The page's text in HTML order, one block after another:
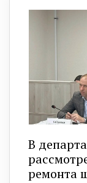
В
ремонта